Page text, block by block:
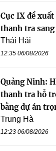
Cục IX đề
thanh tra
Thái Hải
12:35 06/08/2026
Quảng Ninh:
thanh tra hỗ
bằng dự án
Trung Hà
12:23 06/08/2026